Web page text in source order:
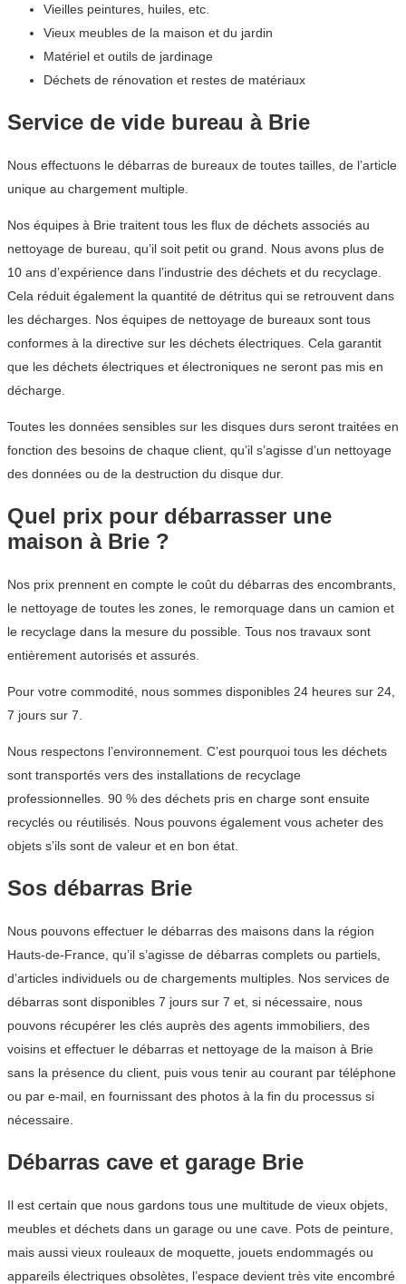
Vieilles peintures, huiles, etc.
Vieux meubles de la maison et du jardin
Matériel et outils de jardinage
Déchets de rénovation et restes de matériaux
Service de vide bureau à Brie
Nous effectuons le débarras de bureaux de toutes tailles, de l’article
unique au chargement multiple.
Nos équipes à Brie traitent tous les flux de déchets associés au
nettoyage de bureau, qu’il soit petit ou grand. Nous avons plus de
10 ans d’expérience dans l’industrie des déchets et du recyclage.
Cela réduit également la quantité de détritus qui se retrouvent dans
les décharges. Nos équipes de nettoyage de bureaux sont tous
conformes à la directive sur les déchets électriques. Cela garantit
que les déchets électriques et électroniques ne seront pas mis en
décharge.
Toutes les données sensibles sur les disques durs seront traitées en
fonction des besoins de chaque client, qu’il s’agisse d’un nettoyage
des données ou de la destruction du disque dur.
Quel prix pour débarrasser une
maison à Brie ?
Nos prix prennent en compte le coût du débarras des encombrants,
le nettoyage de toutes les zones, le remorquage dans un camion et
le recyclage dans la mesure du possible. Tous nos travaux sont
entièrement autorisés et assurés.
Pour votre commodité, nous sommes disponibles 24 heures sur 24,
7 jours sur 7.
Nous respectons l’environnement. C’est pourquoi tous les déchets
sont transportés vers des installations de recyclage
professionnelles. 90 % des déchets pris en charge sont ensuite
recyclés ou réutilisés. Nous pouvons également vous acheter des
objets s’ils sont de valeur et en bon état.
Sos débarras Brie
Nous pouvons effectuer le débarras des maisons dans la région
Hauts-de-France, qu’il s’agisse de débarras complets ou partiels,
d’articles individuels ou de chargements multiples. Nos services de
débarras sont disponibles 7 jours sur 7 et, si nécessaire, nous
pouvons récupérer les clés auprès des agents immobiliers, des
voisins et effectuer le débarras et nettoyage de la maison à Brie
sans la présence du client, puis vous tenir au courant par téléphone
ou par e-mail, en fournissant des photos à la fin du processus si
nécessaire.
Débarras cave et garage Brie
Il est certain que nous gardons tous une multitude de vieux objets,
meubles et déchets dans un garage ou une cave. Pots de peinture,
mais aussi vieux rouleaux de moquette, jouets endommagés ou
appareils électriques obsolètes, l’espace devient très vite encombré